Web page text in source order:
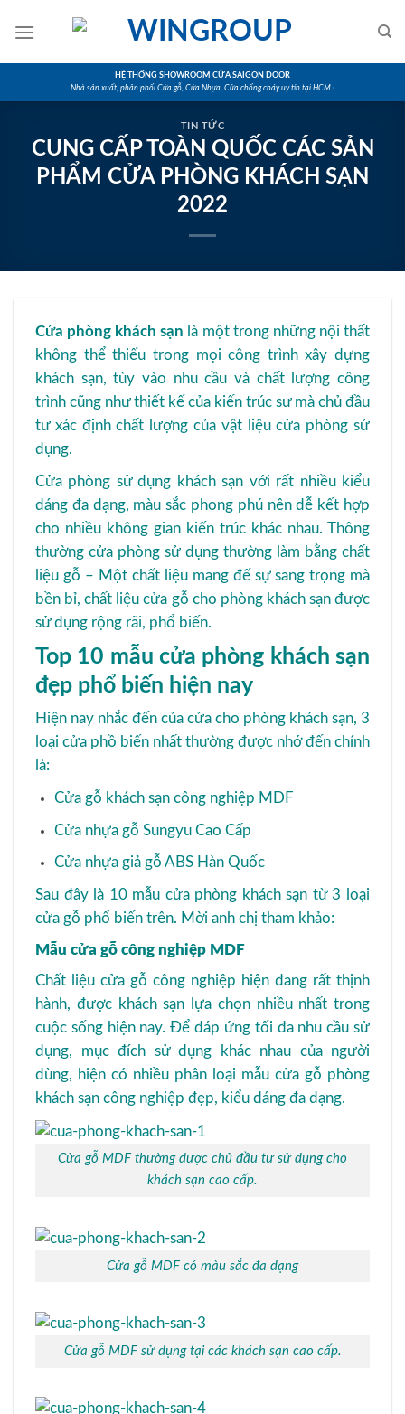
HỆ THỐNG SHOWROOM CỬA SAIGON DOOR
Nhà sản xuất, phân phối Cửa gỗ, Cửa Nhựa, Cửa chống cháy uy tín tại HCM !
TIN TỨC
CUNG CẤP TOÀN QUỐC CÁC SẢN
PHẨM CỬA PHÒNG KHÁCH SẠN
2022
Cửa phòng khách sạn là một trong những nội thất
không thể thiếu trong mọi công trình xây dựng
khách sạn, tùy vào nhu cầu và chất lượng công
trình cũng như thiết kế của kiến trúc sư mà chủ đầu
tư xác định chất lượng của vật liệu cửa phòng sử
dụng.
Cửa phòng sử dụng khách sạn với rất nhiều kiểu
dáng đa dạng, màu sắc phong phú nên dễ kết hợp
cho nhiều không gian kiến trúc khác nhau. Thông
thường cửa phòng sử dụng thường làm bằng chất
liệu gỗ – Một chất liệu mang đế sự sang trọng mà
bền bỉ, chất liệu cửa gỗ cho phòng khách sạn được
sử dụng rộng rãi, phổ biến.
Top 10 mẫu cửa phòng khách sạn
đẹp phổ biến hiện nay
Hiện nay nhắc đến của cửa cho phòng khách sạn, 3
loại cửa phồ biến nhất thường được nhớ đến chính
là:
Cửa gỗ khách sạn công nghiệp MDF
Cửa nhựa gỗ Sungyu Cao Cấp
Cửa nhựa giả gỗ ABS Hàn Quốc
Sau đây là 10 mẫu cửa phòng khách sạn từ 3 loại
cửa gỗ phổ biến trên. Mời anh chị tham khảo:
Mẫu cửa gỗ công nghiệp MDF
Chất liệu cửa gỗ công nghiệp hiện đang rất thịnh
hành, được khách sạn lựa chọn nhiều nhất trong
cuộc sống hiện nay. Để đáp ứng tối đa nhu cầu sử
dụng, mục đích sử dụng khác nhau của người
dùng, hiện có nhiều phân loại mẫu cửa gỗ phòng
khách sạn công nghiệp đẹp, kiểu dáng đa dạng.
Cửa gỗ MDF thường dược chủ đầu tư sử dụng cho
khách sạn cao cấp.
Cửa gỗ MDF có màu sắc đa dạng
Cửa gỗ MDF sử dụng tại các khách sạn cao cấp.